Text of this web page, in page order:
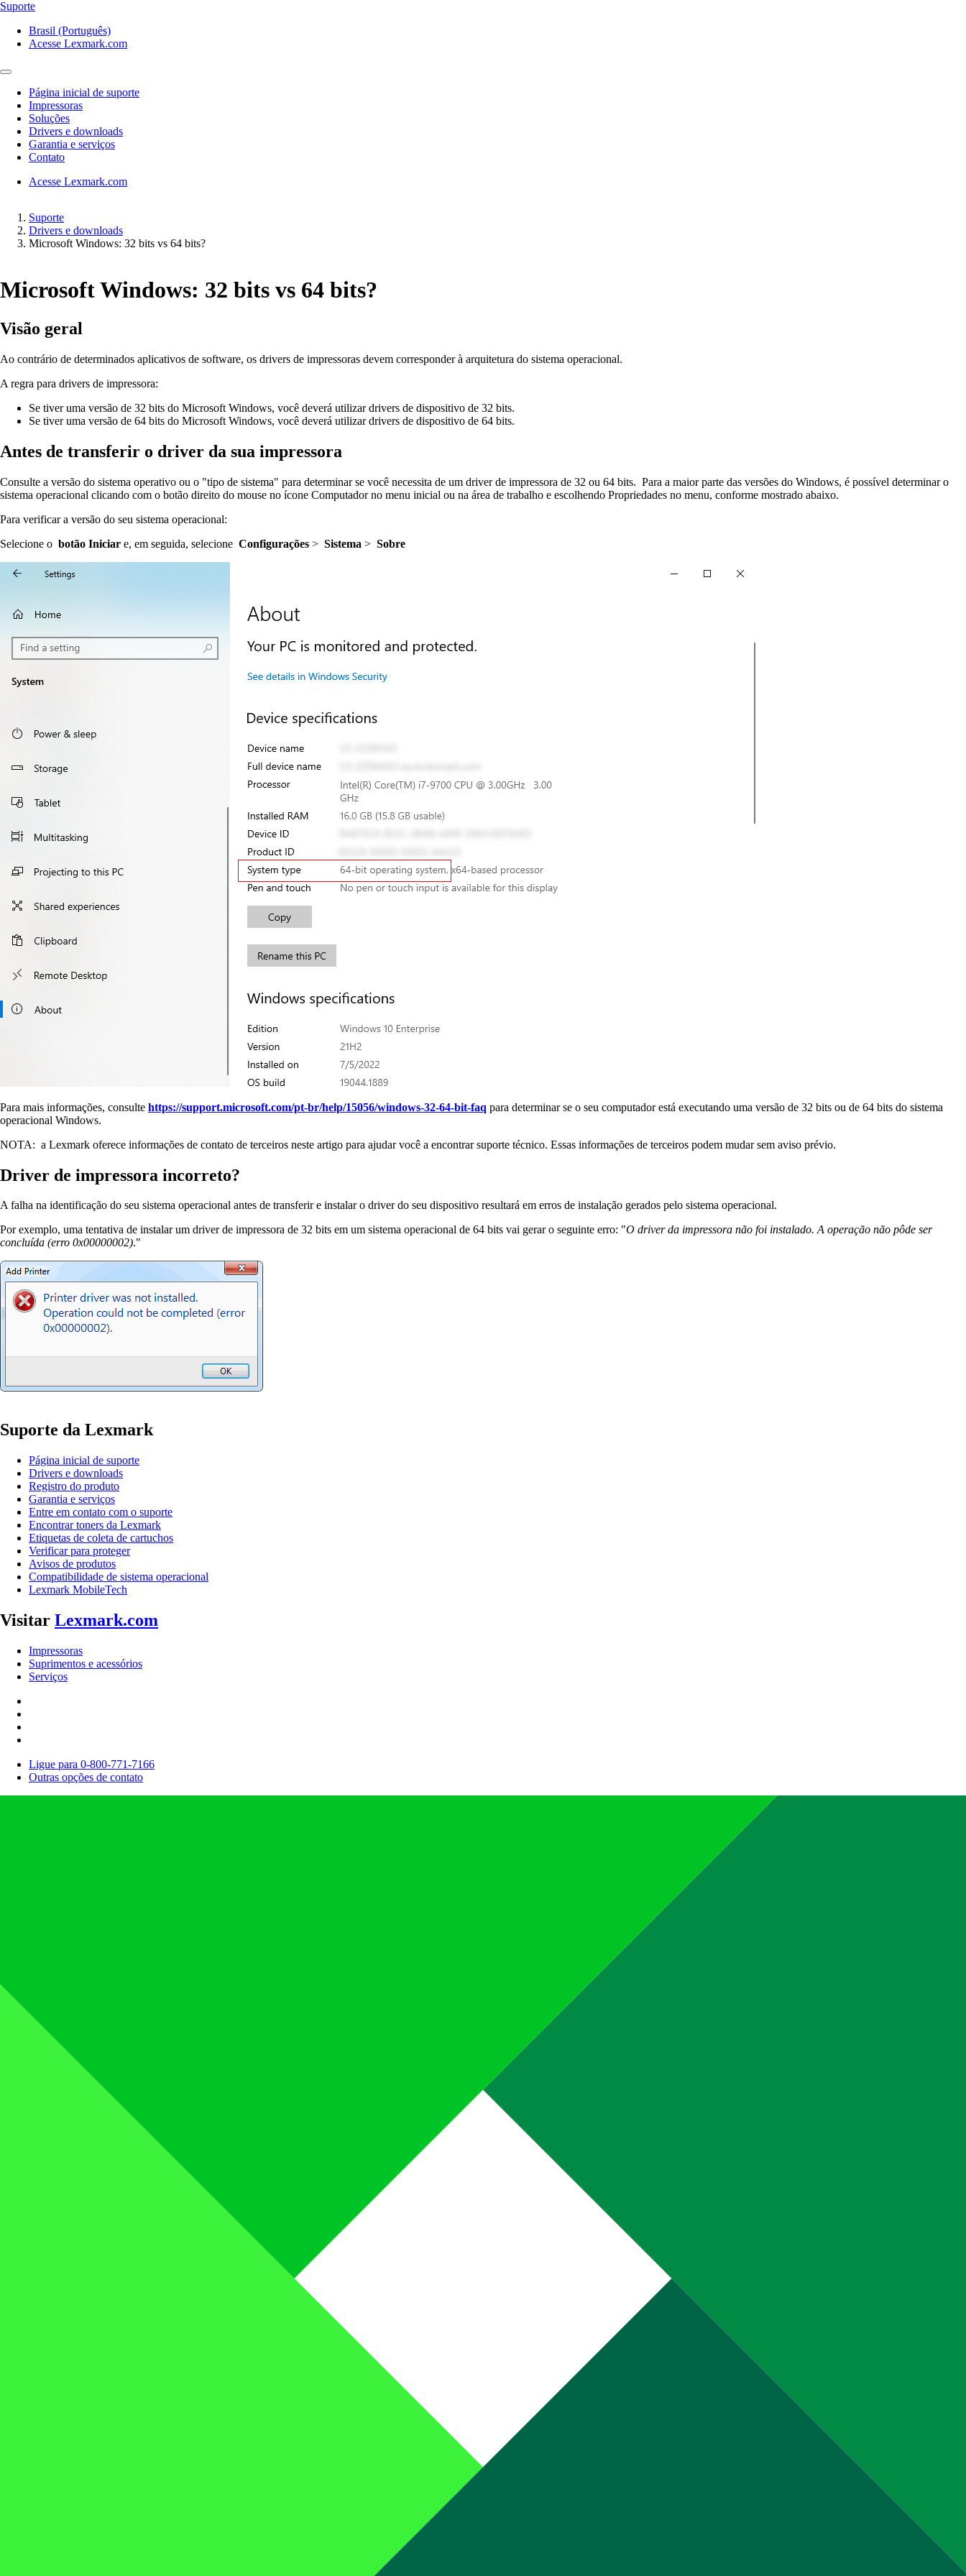
Suporte
Brasil (Português)
Acesse Lexmark.com
Página inicial de suporte
Impressoras
Soluções
Drivers e downloads
Garantia e serviços
Contato
Acesse Lexmark.com
Suporte
Drivers e downloads
Microsoft Windows: 32 bits vs 64 bits?
Microsoft Windows: 32 bits vs 64 bits?
Visão geral
Ao contrário de determinados aplicativos de software, os drivers de impressoras devem corresponder à arquitetura do sistema operacional.
A regra para drivers de impressora:
Se tiver uma versão de 32 bits do Microsoft Windows, você deverá utilizar drivers de dispositivo de 32 bits.
Se tiver uma versão de 64 bits do Microsoft Windows, você deverá utilizar drivers de dispositivo de 64 bits.
Antes de transferir o driver da sua impressora
Consulte a versão do sistema operativo ou o "tipo de sistema" para determinar se você necessita de um driver de impressora de 32 ou 64 bits. Para a maior parte das versões do Windows, é possível determinar o
sistema operacional clicando com o botão direito do mouse no ícone Computador no menu inicial ou na área de trabalho e escolhendo Propriedades no menu, conforme mostrado abaixo.
Para verificar a versão do seu sistema operacional:
Selecione o botão Iniciar e, em seguida, selecione Configurações > Sistema > Sobre
Para mais informações, consulte https://support.microsoft.com/pt-br/help/15056/windows-32-64-bit-faq para determinar se o seu computador está executando uma versão de 32 bits ou de 64 bits do sistema
operacional Windows.
NOTA: a Lexmark oferece informações de contato de terceiros neste artigo para ajudar você a encontrar suporte técnico. Essas informações de terceiros podem mudar sem aviso prévio.
Driver de impressora incorreto?
A falha na identificação do seu sistema operacional antes de transferir e instalar o driver do seu dispositivo resultará em erros de instalação gerados pelo sistema operacional.
Por exemplo, uma tentativa de instalar um driver de impressora de 32 bits em um sistema operacional de 64 bits vai gerar o seguinte erro: "O driver da impressora não foi instalado. A operação não pôde ser
concluída (erro 0x00000002)."
Suporte da Lexmark
Página inicial de suporte
Drivers e downloads
Registro do produto
Garantia e serviços
Entre em contato com o suporte
Encontrar toners da Lexmark
Etiquetas de coleta de cartuchos
Verificar para proteger
Avisos de produtos
Compatibilidade de sistema operacional
Lexmark MobileTech
Visitar Lexmark.com
Impressoras
Suprimentos e acessórios
Serviços
Ligue para 0-800-771-7166
Outras opções de contato